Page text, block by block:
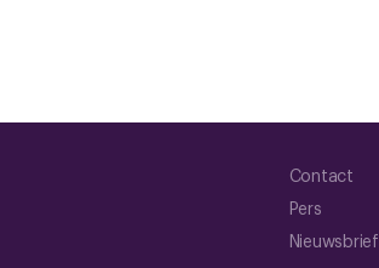
Contact
Pers
Nieuwsbrief